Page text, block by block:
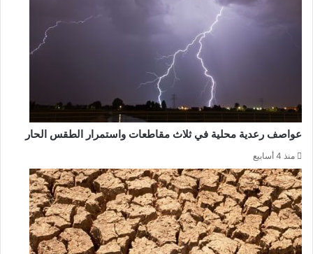
عواصف رعدية محلية في ثلاث مقاطعات واستمرار الطقس الحار
منذ 4 أسابيع